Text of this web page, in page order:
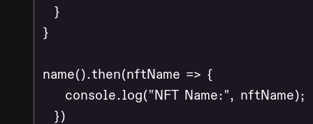
  }
}
name().then(nftName => {
    console.log("NFT Name:", nftName);
  })